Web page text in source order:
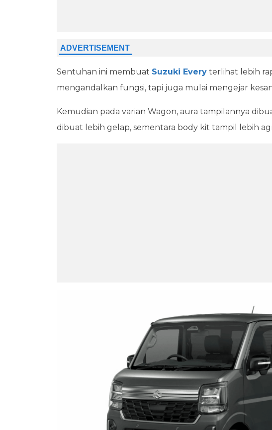
Sentuhan ini membuat Suzuki Every terlihat lebih
mengandalkan fungsi, tapi juga mulai mengejar
Kemudian pada varian Wagon, aura tampilannya
dibuat lebih gelap, sementara body kit tampil lebih